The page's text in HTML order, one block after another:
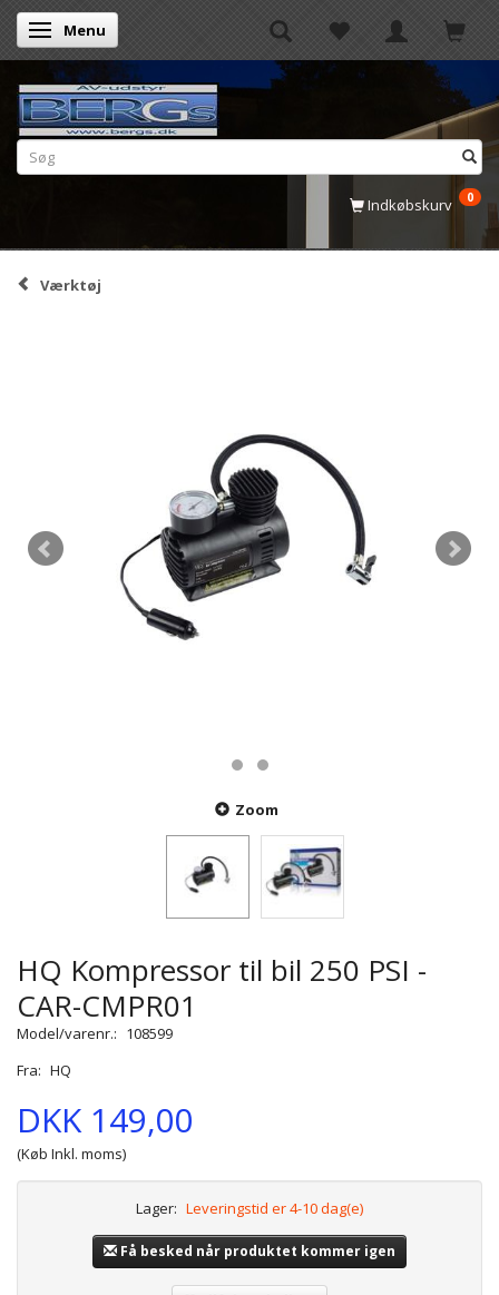
Skifte navigation
Menu
Indkøbskurv 0
Værktøj
Zoom
HQ Kompressor til bil 250 PSI -
CAR-CMPR01
Model/varenr.: 108599
Fra: HQ
DKK 149,00
(Køb Inkl. moms)
Lager: Leveringstid er 4-10 dag(e)
Få besked når produktet kommer igen